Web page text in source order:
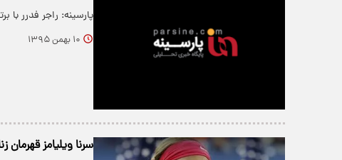
پارسینه: راجر فدرر با برتری ۳ بر ۲ مقابل رافائل نادال قهرمان اوپن
۱۰ بهمن ۱۳۹۵
سرنا ویلیامز قهرمان